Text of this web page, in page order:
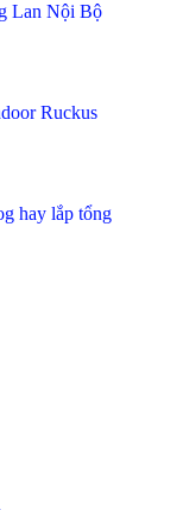
Lan Nội Bộ
Ruckus
hay lắp tổng